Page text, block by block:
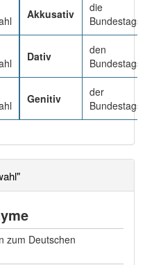
Akkusativ
die
Dativ
den
Genitiv
der
zum Deutschen